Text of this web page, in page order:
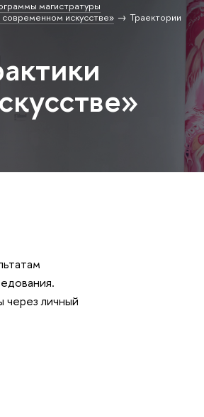
магистратуры
искусстве»
Траектории
через личный